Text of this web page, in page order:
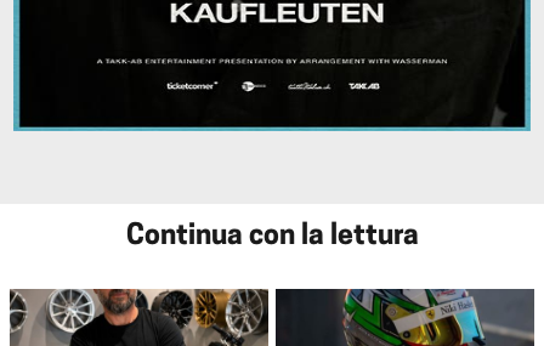
Continua con la lettura